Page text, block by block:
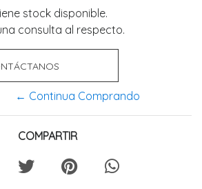
stock disponible.
consulta al respecto.
← Continua Comprando
COMPARTIR